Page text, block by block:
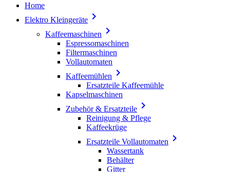
Home
Elektro Kleingeräte 
Kaffeemaschinen 
Espressomaschinen
Filtermaschinen
Vollautomaten
Kaffeemühlen 
Ersatzteile Kaffeemühle
Kapselmaschinen
Zubehör & Ersatzteile 
Reinigung & Pflege
Kaffeekrüge
Ersatzteile Vollautomaten 
Wassertank
Behälter
Gitter